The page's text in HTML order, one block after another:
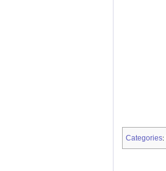
Categories: